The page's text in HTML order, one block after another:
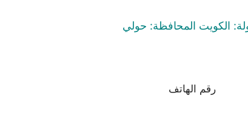
الكويت المحافظة: حولي
رقم الهاتف